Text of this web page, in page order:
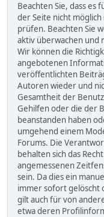
Beachten Sie, dass
der Seite nicht
prüfen. Beachten Sie
aktiv überwachen und
Wir können die
angebotenen
veröffentlichten
Autoren wieder und
Gesamtheit der
Gehilfen oder die der
beanstanden haben
umgehend einem
Forums. Die
behalten sich das
angemessenen
sein. Da dies ein
immer sofort gelöscht
gilt auch für von
etwa deren